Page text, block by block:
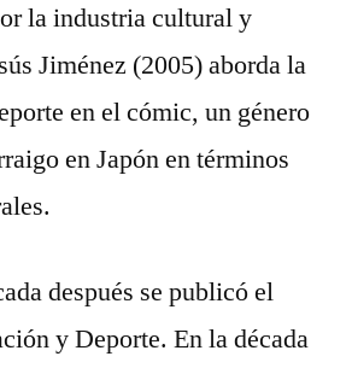
la industria cultural y
Jiménez (2005) aborda la
en el cómic, un género
en Japón en términos
después se publicó el
y Deporte. En la década